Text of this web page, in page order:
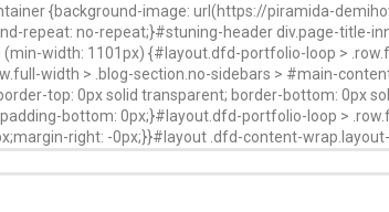
{background-image: url(https://piramida-
repeat: no-repeat;}#stuning-header div.page-
(min-width: 1101px) {#layout.dfd-portfolio-loop >
width > .blog-section.no-sidebars > #main-
top: 0px solid transparent; border-bottom: 0px
bottom: 0px;}#layout.dfd-portfolio-loop >
right: -0px;}}#layout .dfd-content-